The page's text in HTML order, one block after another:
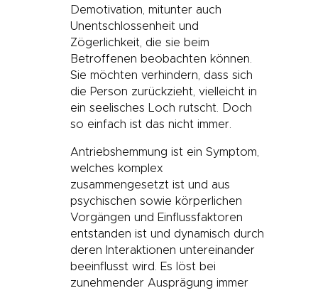
Demotivation, mitunter auch
Unentschlossenheit und
Zögerlichkeit, die sie beim
Betroffenen beobachten können.
Sie möchten verhindern, dass sich
die Person zurückzieht, vielleicht in
ein seelisches Loch rutscht. Doch
so einfach ist das nicht immer.
Antriebshemmung ist ein Symptom,
welches komplex
zusammengesetzt ist und aus
psychischen sowie körperlichen
Vorgängen und Einflussfaktoren
entstanden ist und dynamisch durch
deren Interaktionen untereinander
beeinflusst wird. Es löst bei
zunehmender Ausprägung immer